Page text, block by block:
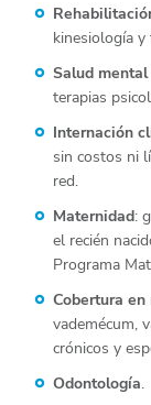
kinesiología
Salud
terapias
Internación
sin costos ni
red.
Maternidad:
el recién
Programa
Cobertura
vademécum,
crónicos y
Odontología.